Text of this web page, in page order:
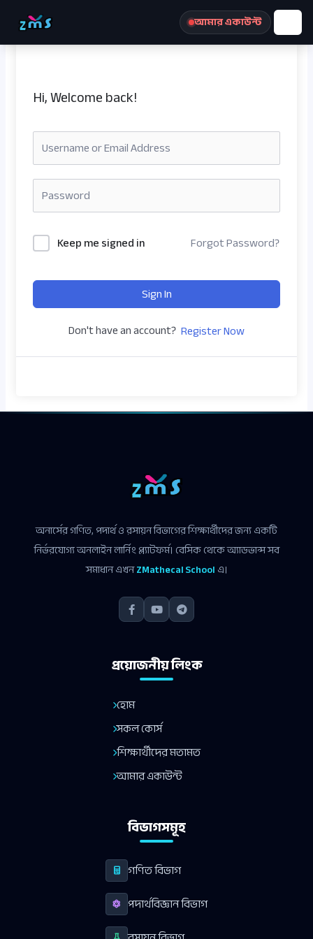
আমার একাউন্ট
Hi, Welcome back!
Keep me signed in Forgot Password?
Sign In
Don't have an account? Register Now
অনার্সের গণিত, পদার্থ ও রসায়ন বিভাগের শিক্ষার্থীদের জন্য একটি
নির্ভরযোগ্য অনলাইন লার্নিং প্ল্যাটফর্ম। বেসিক থেকে অ্যাডভান্স সব
সমাধান এখনZMathecal Schoolএ।
প্রয়োজনীয় লিংক
হোম
সকল কোর্স
শিক্ষার্থীদের মতামত
আমার একাউন্ট
বিভাগসমূহ
গণিত বিভাগ
পদার্থবিজ্ঞান বিভাগ